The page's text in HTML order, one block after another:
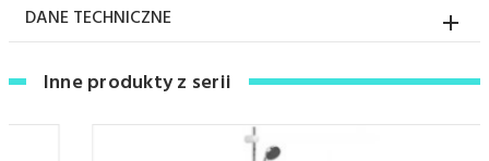
DANE TECHNICZNE
Inne produkty z serii